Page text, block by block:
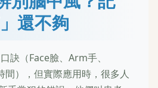
還不夠
訣（Face臉、Arm手、
），但實際應用時，很多人